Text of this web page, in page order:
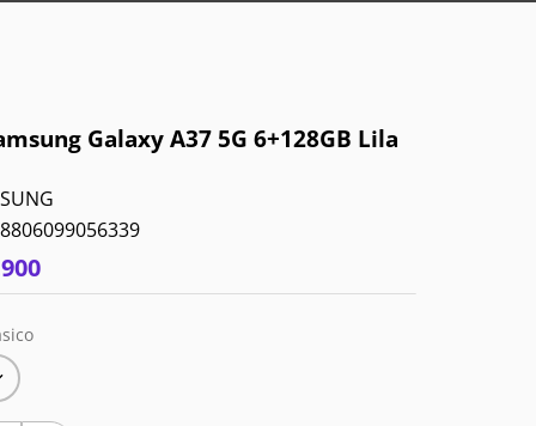
Galaxy A37 5G 6+128GB Lila
8806099056339
900